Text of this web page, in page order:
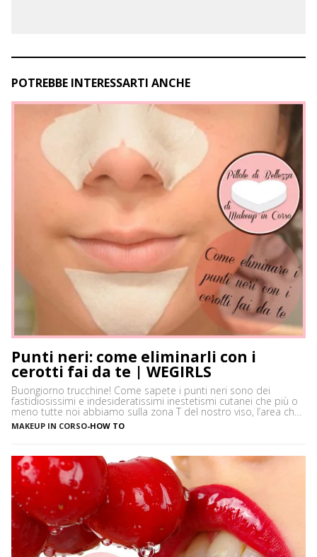
POTREBBE INTERESSARTI ANCHE
Punti neri: come eliminarli con i
cerotti fai da te | WEGIRLS
Buongiorno trucchine! Come sapete i punti neri sono dei
fastidiosissimi e indesideratissimi inestetismi cutanei che più o
meno tutte noi abbiamo sulla zona T del nostro viso, l’area che
è più spesso vittima di impurità e alterazioni del pH della pelle,
soprattutto se si ha la pelle grassa e non si usano prodotti
MAKEUP IN CORSO-HOW TO